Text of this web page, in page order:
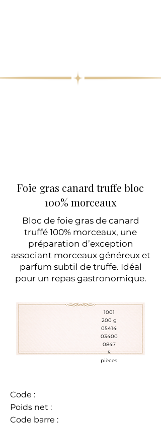
Foie gras canard truffe bloc
100% morceaux
Bloc de foie gras de canard
truffé 100% morceaux, une
préparation d’exception
associant morceaux généreux et
parfum subtil de truffe. Idéal
pour un repas gastronomique.
1001
200 g
05414
03400
0847
5
pièces
Code :
Poids net :
Code barre :